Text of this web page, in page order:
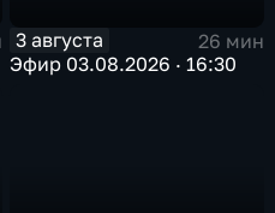
3 августа
26 мин
Эфир 03.08.2026 · 16:30